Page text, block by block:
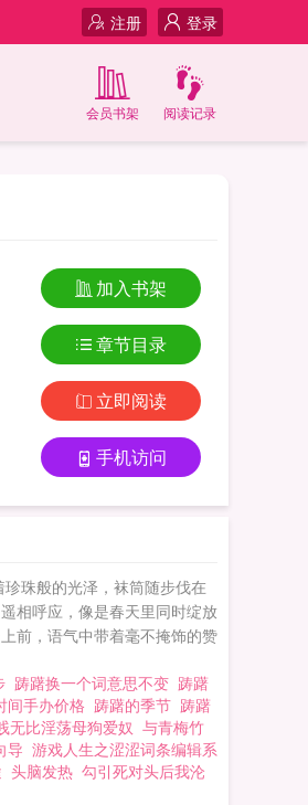
登录
注册
阅读记录
会员书架
加入书架
章节目录
立即阅读
手机访问
珠般的光泽，袜筒随步伐在
相呼应，像是春天里同时绽放
前，语气中带着毫不掩饰的赞
踌躇换一个词意思不变 踌躇
间手办价格 踌躇的季节 踌躇
无比淫荡母狗爱奴 与青梅竹
导 游戏人生之涩涩词条编辑系
头脑发热 勾引死对头后我沦